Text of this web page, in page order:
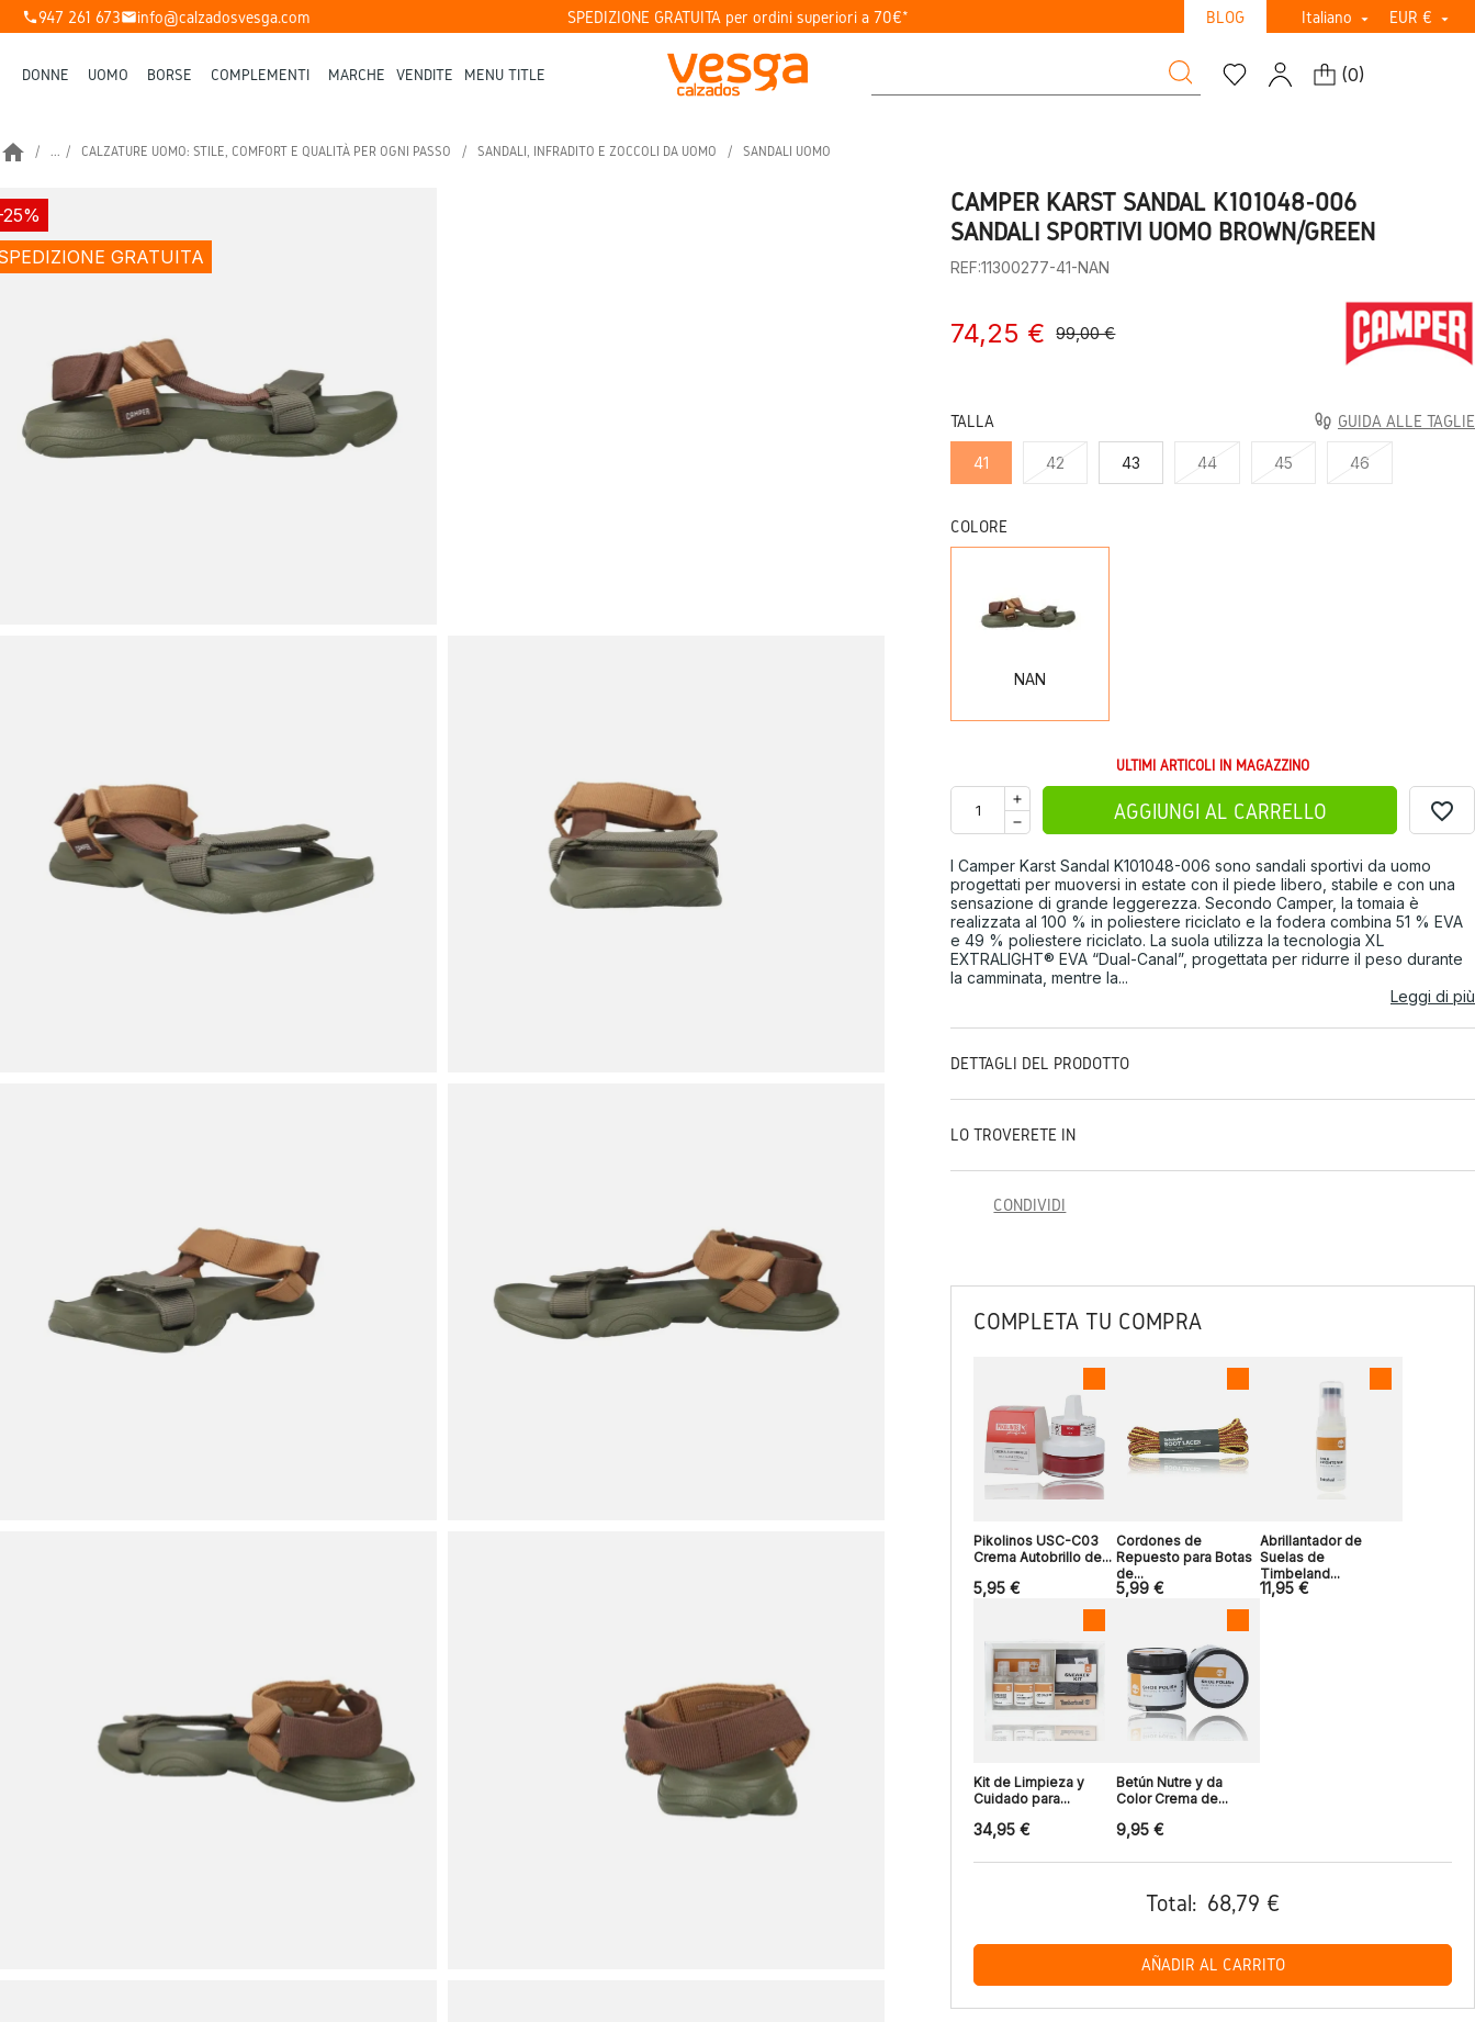
phone947 261 673mailinfo@calzadosvesga.com SPEDIZIONE GRATUITA per ordini superiori a 70€* BLOG Italiano  EUR € 
DONNE UOMO BORSE COMPLEMENTI MARCHE VENDITE MENU TITLE (0)
home ... CALZATURE UOMO: STILE, COMFORT E QUALITÀ PER OGNI PASSO SANDALI, INFRADITO E ZOCCOLI DA UOMO SANDALI UOMO
GRATUITA
CAMPER KARST SANDAL K101048-006
SANDALI SPORTIVI UOMO BROWN/GREEN
REF:11300277-41-NAN
74,25 € 99,00 €
TALLA GUIDA ALLE TAGLIE
41 42 43 44 45 46
COLORE
NAN
ULTIMI ARTICOLI IN MAGAZZINO
AGGIUNGI AL CARRELLO favorite_border
I Camper Karst Sandal K101048-006 sono sandali sportivi da uomo
progettati per muoversi in estate con il piede libero, stabile e con una
sensazione di grande leggerezza. Secondo Camper, la tomaia è
realizzata al 100 % in poliestere riciclato e la fodera combina 51 % EVA
e 49 % poliestere riciclato. La suola utilizza la tecnologia XL
EXTRALIGHT® EVA “Dual-Canal”, progettata per ridurre il peso durante
la camminata, mentre la...
Leggi di più
DETTAGLI DEL PRODOTTO
LO TROVERETE IN
CONDIVIDI
COMPLETA TU COMPRA
Pikolinos USC-C03
Crema Autobrillo de...
5,95 €
Cordones de
Repuesto para Botas
de...
5,99 €
Abrillantador de
Suelas de
Timbeland...
11,95 €
Kit de Limpieza y
Cuidado para...
34,95 €
Betún Nutre y da
Color Crema de...
9,95 €
Total: 68,79 €
AÑADIR AL CARRITO